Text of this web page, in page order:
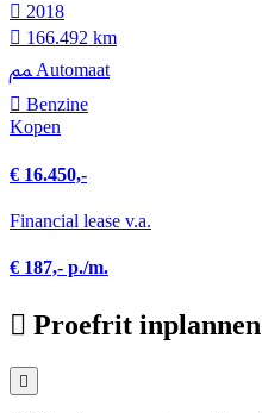
2018
166.492 km
Automaat
Benzine
Kopen
€ 16.450,-
Financial lease v.a.
€ 187,- p./m.
Proefrit inplannen